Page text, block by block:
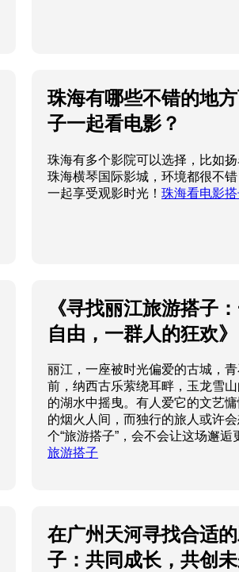
珠海有哪些不错的地
子一起看电影？
珠海有多个影院可以选择，比如
珠海横琴国际影城，环境都很不
一起享受观影时光！珠海看电影搭
《寻找丽江旅游搭子
自由，一群人的狂欢》
丽江，一座被时光偏爱的古城，
前，纳西古乐萦绕耳畔，玉龙雪
的湖水中摇曳。有人爱它的文艺
的烟火人间，而独行的旅人或许
个“旅游搭子”，会不会让这场邂逅
旅游搭子
在广州天河寻找合适
子：共同成长，共创